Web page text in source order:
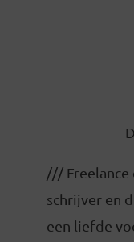
/// Freelance
schrijver en
een liefde